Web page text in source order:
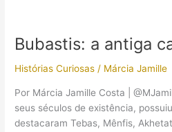
Bubastis: a antiga
Histórias Curiosas / Márcia Jamille
Por Márcia Jamille Costa |
seus séculos de existência,
destacaram Tebas, Mênfis,